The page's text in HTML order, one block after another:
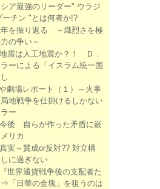
ア最強のリーダー" ウラジ
ーチン "とは何者か!?
年を振り返る ～熾烈さを極
の争い～
震は人工地震か？！ Ｄ．
ーによる「イスラム統一国
劇場レポート（１）～火事
地戦争を仕掛けるしかない
ー
後 自らが作った矛盾に嵌
リカ
実～賛成or反対?? 対立構
に過ぎない
世界通貨戦争後の支配者た
「日華の金塊」を狙うのは